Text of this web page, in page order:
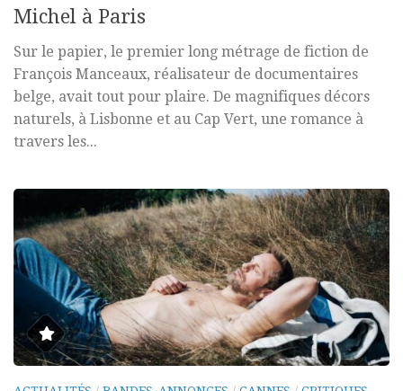
Michel à Paris
Sur le papier, le premier long métrage de fiction de
François Manceaux, réalisateur de documentaires
belge, avait tout pour plaire. De magnifiques décors
naturels, à Lisbonne et au Cap Vert, une romance à
travers les...